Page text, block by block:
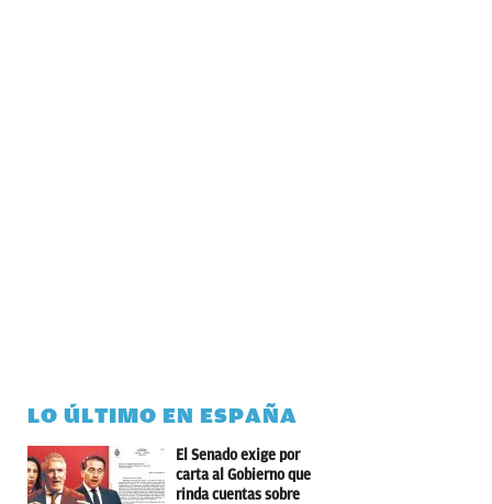
LO ÚLTIMO EN ESPAÑA
El Senado exige por
carta al Gobierno que
rinda cuentas sobre